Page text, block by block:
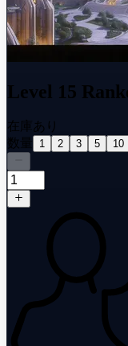
Level 15
在庫あり
数量
1 2 3 5 10